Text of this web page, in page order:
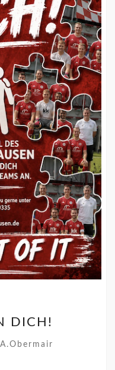
DICH!
A.Obermair